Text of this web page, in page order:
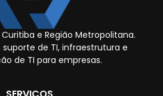
e Região Metropolitana.
suporte de TI, infraestrutura e
de TI para empresas.